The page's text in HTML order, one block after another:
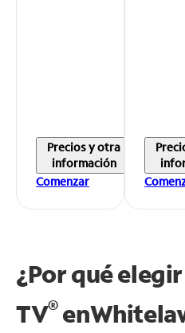
Precios y otra
información
Comenzar
¿Por qué
TV®en